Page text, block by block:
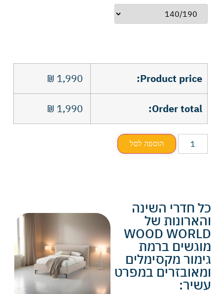
Product price:
1,990
₪
Order total:
1,990
₪
הוספה לסל
כל חדרי השינה
והארונות של
WOOD WORLD
מוגשים ברמת
גימור מקסימלים
ומאובזרים במפרט
עשיר: